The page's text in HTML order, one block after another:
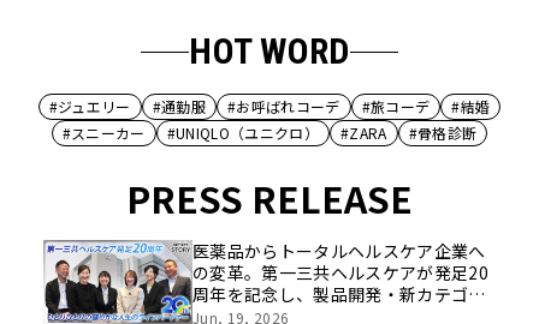
HOT WORD
#ジュエリー #通勤服 #お呼ばれコーデ #旅コーデ
#結婚
#スニーカー
#UNIQLO（ユニクロ） #ZARA #骨格診断
PRESS RELEASE
医薬品からトータルヘルスケア企業へ
の変革。第一三共ヘルスケアが発足20
周年を記念し、製品開発・新カテゴリ
挑戦の舞台や旧社統合時のエピソード
Jun, 19, 2026